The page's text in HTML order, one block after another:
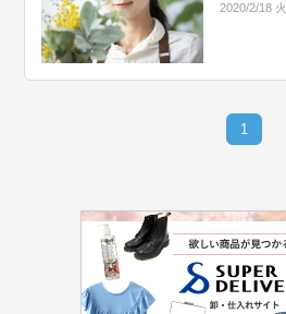
2020/2/18 火
1